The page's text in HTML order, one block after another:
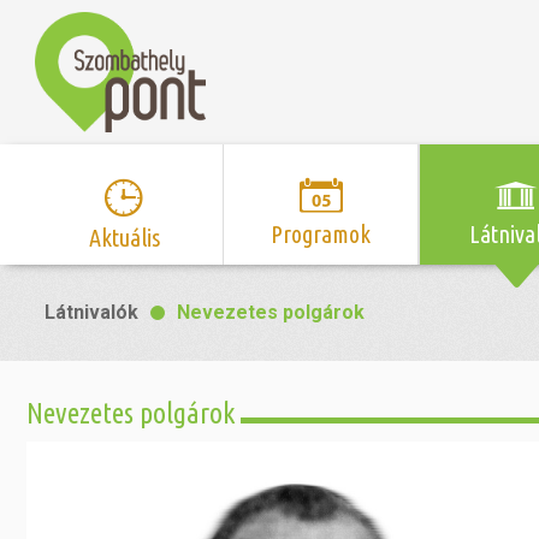
Aktuális Programok
Program naptár
Szent Márton
Színház/Tánc
Szent
Hírek
Sport és
Látnivalók Nevezetes polgárok
Nevezetes polgárok